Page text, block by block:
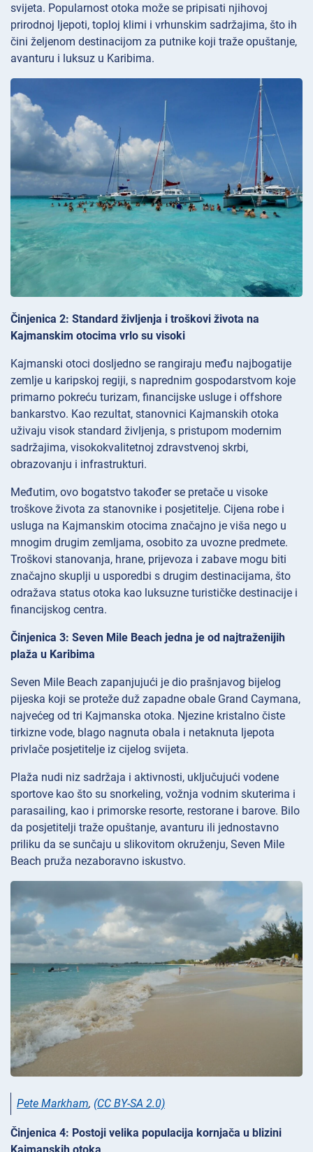
svijeta. Popularnost otoka može se pripisati njihovoj
prirodnoj ljepoti, toploj klimi i vrhunskim sadržajima, što ih
čini željenom destinacijom za putnike koji traže opuštanje,
avanturu i luksuz u Karibima.
Činjenica 2: Standard življenja i troškovi života na
Kajmanskim otocima vrlo su visoki
Kajmanski otoci dosljedno se rangiraju među najbogatije
zemlje u karipskoj regiji, s naprednim gospodarstvom koje
primarno pokreću turizam, financijske usluge i offshore
bankarstvo. Kao rezultat, stanovnici Kajmanskih otoka
uživaju visok standard življenja, s pristupom modernim
sadržajima, visokokvalitetnoj zdravstvenoj skrbi,
obrazovanju i infrastrukturi.
Međutim, ovo bogatstvo također se pretače u visoke
troškove života za stanovnike i posjetitelje. Cijena robe i
usluga na Kajmanskim otocima značajno je viša nego u
mnogim drugim zemljama, osobito za uvozne predmete.
Troškovi stanovanja, hrane, prijevoza i zabave mogu biti
značajno skuplji u usporedbi s drugim destinacijama, što
odražava status otoka kao luksuzne turističke destinacije i
financijskog centra.
Činjenica 3: Seven Mile Beach jedna je od najtraženijih
plaža u Karibima
Seven Mile Beach zapanjujući je dio prašnjavog bijelog
pijeska koji se proteže duž zapadne obale Grand Caymana,
najvećeg od tri Kajmanska otoka. Njezine kristalno čiste
tirkizne vode, blago nagnuta obala i netaknuta ljepota
privlače posjetitelje iz cijelog svijeta.
Plaža nudi niz sadržaja i aktivnosti, uključujući vodene
sportove kao što su snorkeling, vožnja vodnim skuterima i
parasailing, kao i primorske resorte, restorane i barove. Bilo
da posjetitelji traže opuštanje, avanturu ili jednostavno
priliku da se sunčaju u slikovitom okruženju, Seven Mile
Beach pruža nezaboravno iskustvo.
Pete Markham, (CC BY-SA 2.0)
Činjenica 4: Postoji velika populacija kornjača u blizini
Kajmanskih otoka